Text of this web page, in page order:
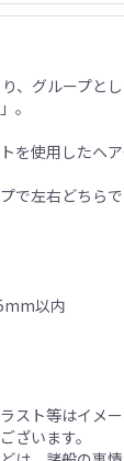
、グループと
。
を使用したヘ
で左右どちら
以内
スト等はイメ
ざいます。